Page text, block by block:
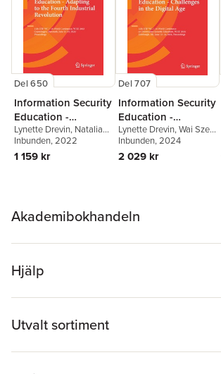
Del 650
Information Security
Education -
Adapting to the
Fourth Industrial
Revolution
Lynette Drevin, Natalia
Miloslavskaya,Wai Sze
Leung ,Suné von Solms
Inbunden, 2022
1 159 kr
Del 707
Information Security
Education -
Challenges in the
Digital Age
Lynette Drevin,Wai Sze
Leung,Suné von Solms
Inbunden, 2024
2 029 kr
Akademibokhandeln
Hjälp
Utvalt sortiment